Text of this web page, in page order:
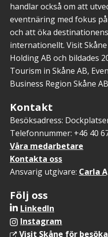
handlar också om att
eventnäring med fokus
och att öka
internationellt. Visit
Holding AB och bildades
Tourism in Skåne AB,
Business Region Skåne
Kontakt
Besöksadress:
Telefonnummer: +46 40
Våra medarbetare
Kontakta oss
Ansvarig utgivare: Carla
Följ oss
LinkedIn
Instagram
Visit Skåne för